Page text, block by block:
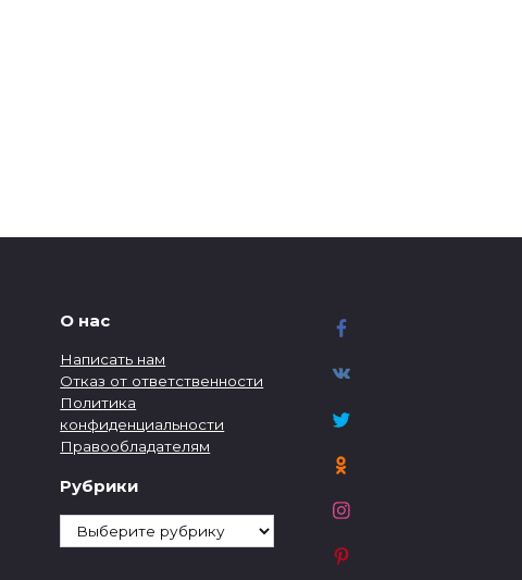
О нас
Написать нам
Отказ от ответственности
Политика
конфиденциальности
Правообладателям
Рубрики
Рубрики